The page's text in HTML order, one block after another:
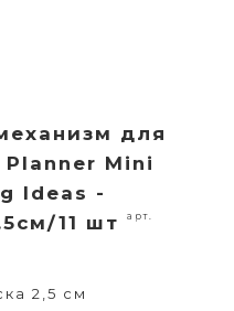
для
Mini
Ideas -
11 шт
арт.
2,5 см